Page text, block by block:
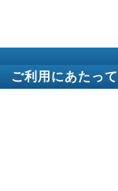
ご利用にあたって